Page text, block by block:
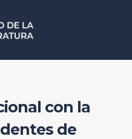
con la
de